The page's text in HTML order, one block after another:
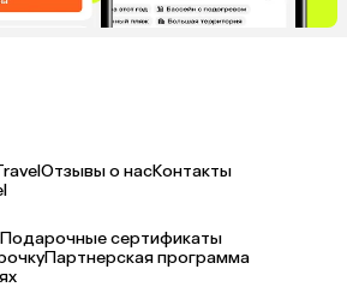
Отзывы о насКонтакты
Подарочные сертификаты
Партнерская программа